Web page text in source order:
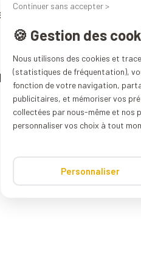
de votre choix.
Continuer sans accepter >
🍪 Gestion des
Nous utilisons des cookies et
(statistiques de fréquentation),
fonction de votre navigation,
publicitaires, et mémoriser vos
collectées par nous-même et nos
personnaliser vos choix à tout
Personnaliser